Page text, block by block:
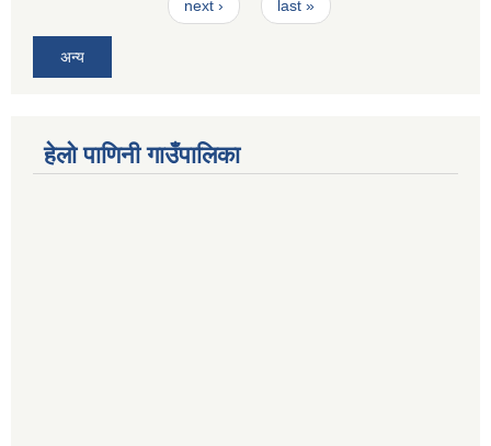
next › last »
अन्य
हेलो पाणिनी गाउँपालिका